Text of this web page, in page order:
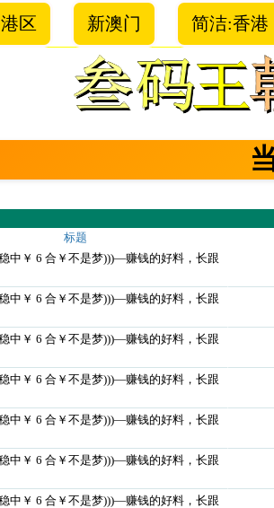
区 新澳门 简洁:香港
标题
稳中￥ 6 合￥不是梦)))—赚钱的好料，长跟
稳中￥ 6 合￥不是梦)))—赚钱的好料，长跟
稳中￥ 6 合￥不是梦)))—赚钱的好料，长跟
稳中￥ 6 合￥不是梦)))—赚钱的好料，长跟
稳中￥ 6 合￥不是梦)))—赚钱的好料，长跟
稳中￥ 6 合￥不是梦)))—赚钱的好料，长跟
稳中￥ 6 合￥不是梦)))—赚钱的好料，长跟